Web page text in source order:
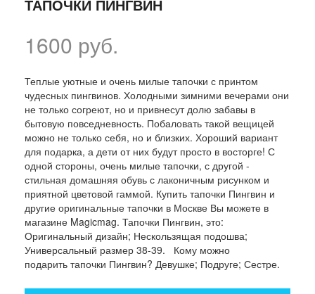
ТАПОЧКИ ПИНГВИН
1600 руб.
Теплые уютные и очень милые тапочки с принтом
чудесных пингвинов. Холодными зимними вечерами они
не только согреют, но и привнесут долю забавы в
бытовую повседневность. Побаловать такой вещицей
можно не только себя, но и близких. Хороший вариант
для подарка, а дети от них будут просто в восторге! С
одной стороны, очень милые тапочки, с другой -
стильная домашняя обувь с лаконичным рисунком и
приятной цветовой гаммой. Купить тапочки Пингвин и
другие оригинальные тапочки в Москве Вы можете в
магазине Magicmag. Тапочки Пингвин, это:
Оригинальный дизайн; Нескользящая подошва;
Универсальный размер 38-39. Кому можно
подарить тапочки Пингвин? Девушке; Подруге; Сестре.